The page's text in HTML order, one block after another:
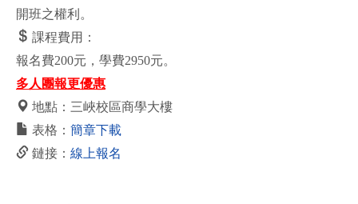
開班之權利。
課程費用：
報名費200元，學費2950元。
多人團報更優惠
地點：三峽校區商學大樓
表格： 簡章下載
鏈接： 線上報名